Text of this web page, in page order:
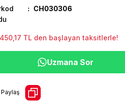
CH030306
TL den başlayan taksitlerle!
Uzmana Sor
Paylaş